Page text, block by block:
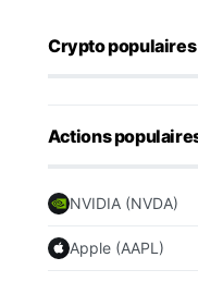
Crypto populaires
Actions
NVIDIA (NVDA)
Apple (AAPL)